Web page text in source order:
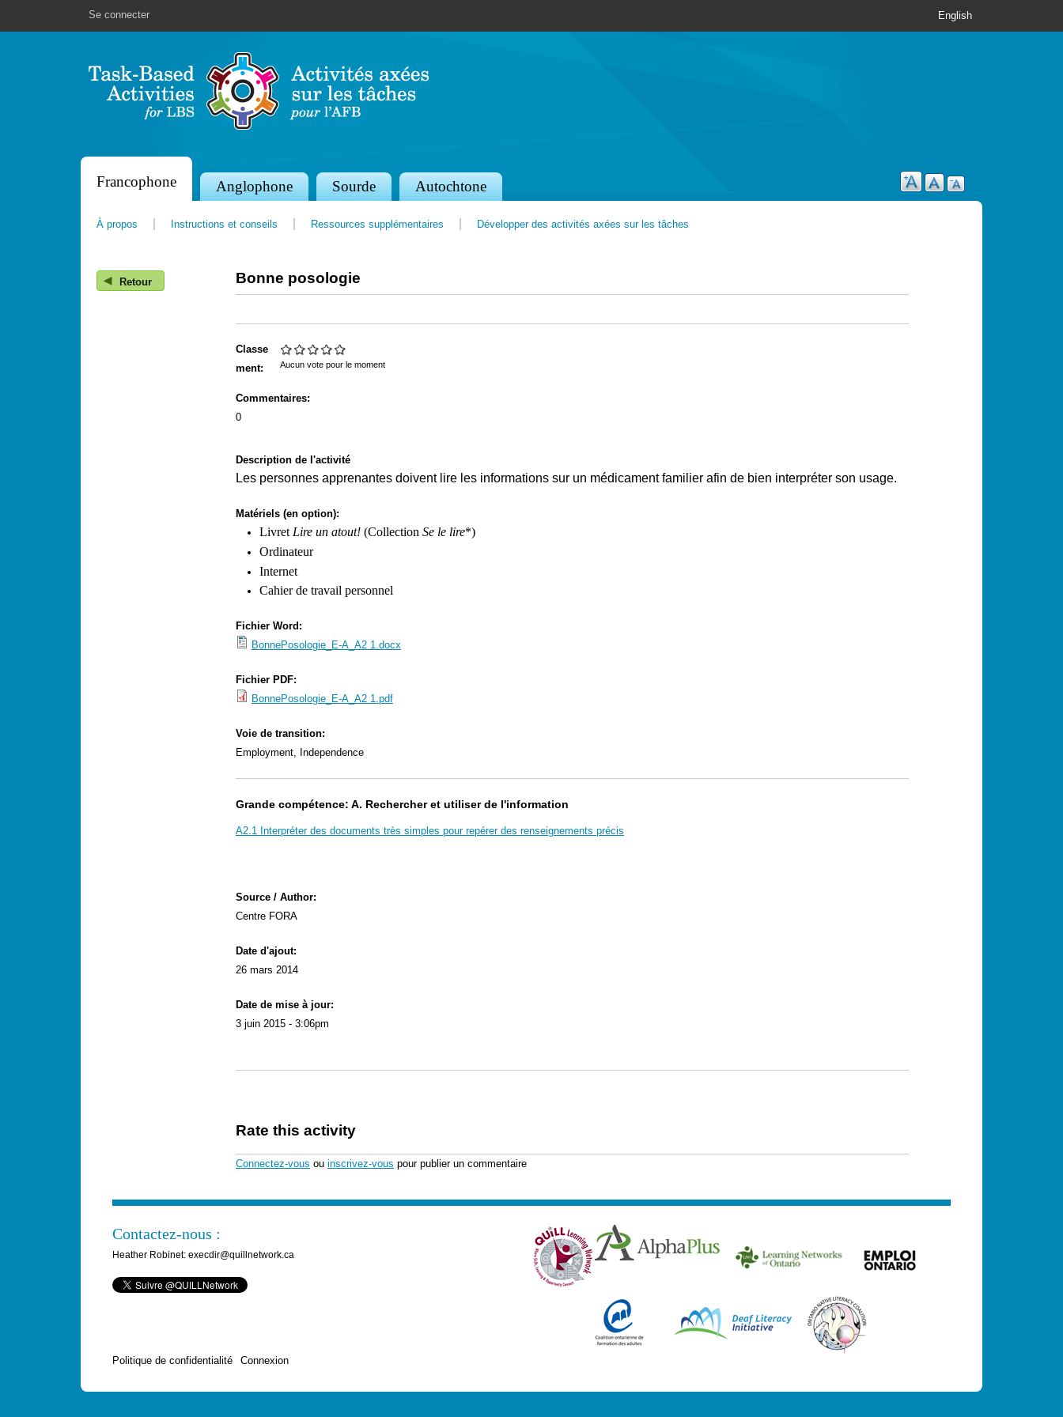
English
Se connecter
◀ Retour Bonne posologie
Classe
ment:
Aucun vote pour le moment
Commentaires:
0
Description de l'activité
Les personnes apprenantes doivent lire les informations sur un médicament familier afin de bien interpréter son usage.
Matériels (en option):
Livret Lire un atout!(Collection Se le lire*)
Ordinateur
Internet
Cahier de travail personnel
Fichier Word:
BonnePosologie_E-A_A2 1.docx
Fichier PDF:
BonnePosologie_E-A_A2 1.pdf
Voie de transition:
Employment, Independence
Grande compétence: A. Rechercher et utiliser de l'information
A2.1 Interpréter des documents très simples pour repérer des renseignements précis
Source / Author:
Centre FORA
Date d'ajout:
26 mars 2014
Date de mise à jour:
3 juin 2015 - 3:06pm
Rate this activity
Connectez-vous ou inscrivez-vous pour publier un commentaire
Francophone Anglophone Sourde Autochtone
À propos Instructions et conseils Ressources supplémentaires Développer des activités axées sur les tâches
Contactez-nous :
Heather Robinet: execdir@quillnetwork.ca
Politique de confidentialité Connexion